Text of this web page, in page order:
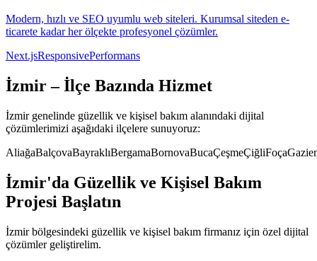
Modern, hızlı ve SEO uyumlu web siteleri. Kurumsal siteden e-
ticarete kadar her ölçekte profesyonel çözümler.
Next.jsResponsivePerformans
İzmir– İlçe Bazında Hizmet
İzmirgenelinde güzellik ve kişisel bakım alanındaki dijital
çözümlerimizi aşağıdaki ilçelere sunuyoruz:
AliağaBalçovaBayraklıBergamaBornovaBucaÇeşmeÇiğliFoça
İzmir'da Güzellik ve Kişisel Bakım
Projesi Başlatın
İzmirbölgesindeki güzellik ve kişisel bakım firmanız için özel dijital
çözümler geliştirelim.